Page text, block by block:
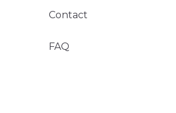
Contact
FAQ